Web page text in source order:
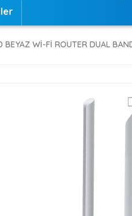
BEYAZ Wİ-Fİ ROUTER DUAL